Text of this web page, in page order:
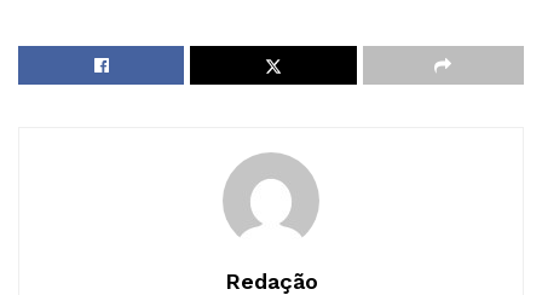
Redação